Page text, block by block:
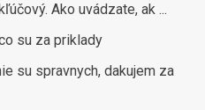
Ako uvádzate, ak ...
su za priklady
su spravnych, dakujem za